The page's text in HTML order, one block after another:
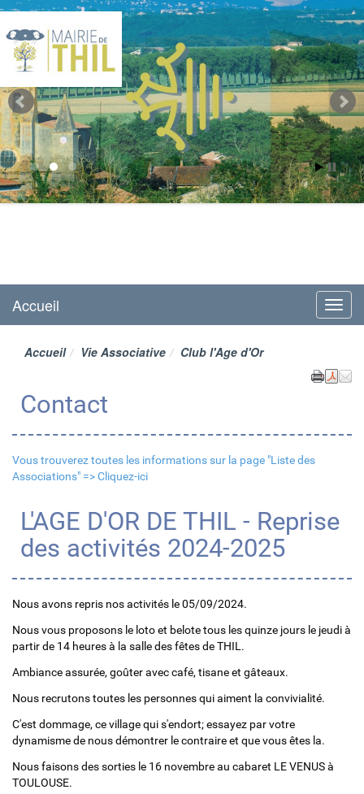
Mairie de Thil
site officiel
Menu
Accueil
Accueil Vie Associative Club l'Age d'Or
Contact
Vous trouverez toutes les informations sur la page "Liste des
Associations" =>Cliquez-ici
L'AGE D'OR DE THIL - Reprise
des activités 2024-2025
Nous avons repris nos activités le 05/09/2024.
Nous vous proposons le loto et belote tous les quinze jours le jeudi à
partir de 14 heures à la salle des fêtes de THIL.
Ambiance assurée, goûter avec café, tisane et gâteaux.
Nous recrutons toutes les personnes qui aiment la convivialité.
C'est dommage, ce village qui s'endort; essayez par votre
dynamisme de nous démontrer le contraire et que vous êtes la.
Nous faisons des sorties le 16 novembre au cabaret LE VENUS à
TOULOUSE.